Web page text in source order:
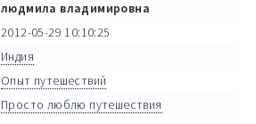
людмила владимировна
2012-05-29 10:10:25
Индия
Опыт путешествий
Просто люблю путешествия